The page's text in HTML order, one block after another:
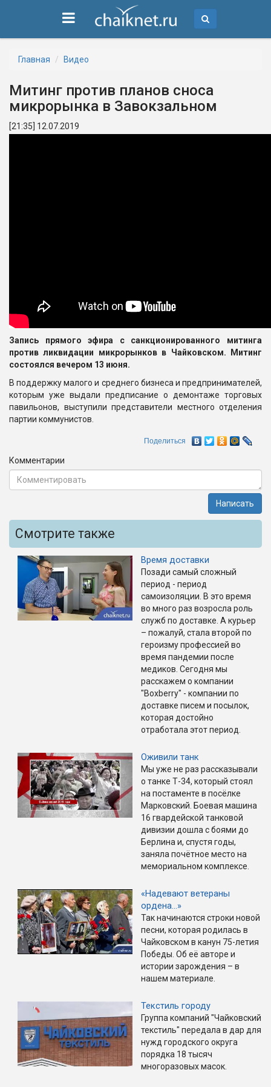
Главная Видео
Митинг против планов сноса
микрорынка в Завокзальном
[21:35] 12.07.2019
Запись прямого эфира с санкционированного митинга
против ликвидации микрорынков в Чайковском. Митинг
состоялся вечером 13 июня.
В поддержку малого и среднего бизнеса и предпринимателей,
которым уже выдали предписание о демонтаже торговых
павильонов, выступили представители местного отделения
партии коммунистов.
Поделиться
Комментарии
Написать
Смотрите также
Время доставки
Позади самый сложный
период - период
самоизоляции. В это время
во много раз возросла роль
служб по доставке. А курьер
– пожалуй, стала второй по
героизму профессией во
время пандемии после
медиков. Сегодня мы
расскажем о компании
"Boxberry" - компании по
доставке писем и посылок,
которая достойно
отработала этот период.
Оживили танк
Мы уже не раз рассказывали
о танке Т-34, который стоял
на постаменте в посёлке
Марковский. Боевая машина
16 гвардейской танковой
дивизии дошла с боями до
Берлина и, спустя годы,
заняла почётное место на
мемориальном комплексе.
«Надевают ветераны
ордена…»
Так начинаются строки новой
песни, которая родилась в
Чайковском в канун 75-летия
Победы. Об её авторе и
истории зарождения – в
нашем материале.
Текстиль городу
Группа компаний "Чайковский
текстиль" передала в дар для
нужд городского округа
порядка 18 тысяч
многоразовых масок.